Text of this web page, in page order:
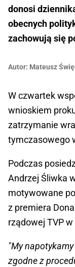
donosi
obecnych
zachowują się
Autor: Mateusz
W czwartek
wnioskiem
zatrzymanie
tymczasowego
Podczas
Andrzej Śliwka
motywowane
z premiera
rządowej TVP
"My
zgodne z